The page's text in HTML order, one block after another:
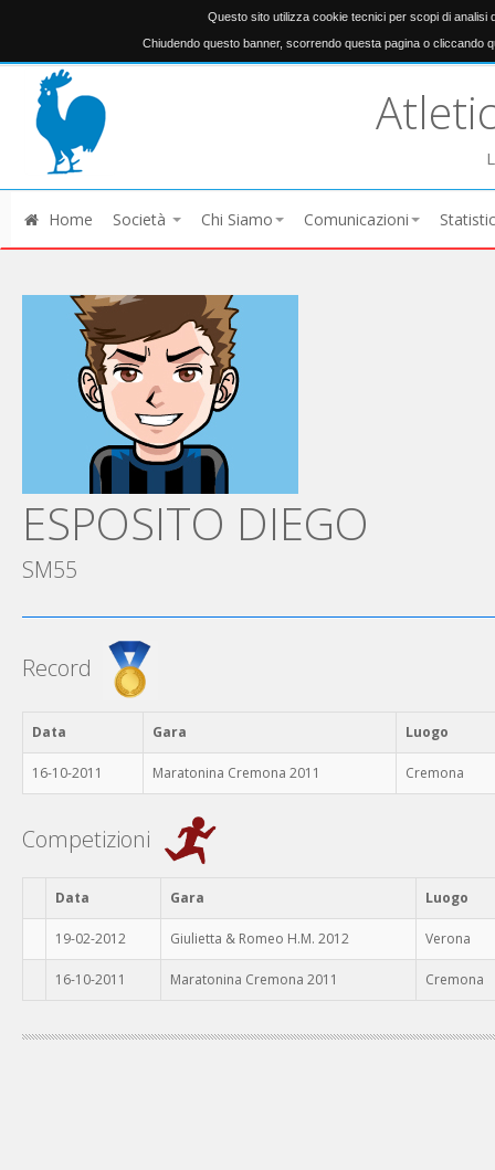
Questo sito utilizza cookie tecnici per scopi di analisi
Chiudendo questo banner, scorrendo questa pagina o cliccando
Home Società Chi Siamo Comunicazioni
ESPOSITO DIEGO
SM55
Record
Data Gara Luogo
16-10-2011 Maratonina Cremona 2011 Cremona
Competizioni
Data Gara Luogo
19-02-2012 Giulietta & Romeo H.M. 2012 Verona
16-10-2011 Maratonina Cremona 2011 Cremona